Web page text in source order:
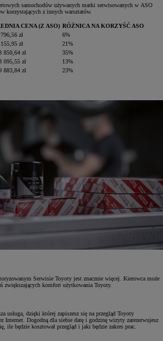
samochodów używanych marki serwisowanych w ASO
korzystających z innych warsztatów.
CENA (Z ASO) RÓŻNICA NA KORZYŚĆ ASO
zł
6%
zł
21%
850,64 zł
35%
095,55 zł
13%
883,84 zł 23%
Serwisie Toyoty jest znacznie więcej. Kierowca może
zwiększających komfort użytkowania Toyoty.
usługa, dzięki której zapiszesz się na przegląd Toyoty
Internet. Dogodną dla siebie datę i godzinę wizyty zarezerwujesz
będzie kosztował przegląd i jaki będzie zakres prac.